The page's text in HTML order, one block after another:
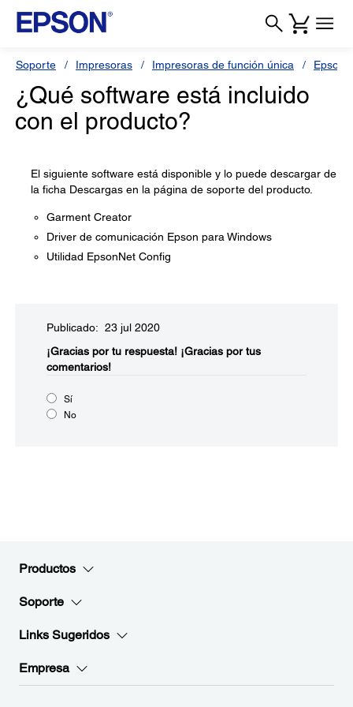
Soporte Impresoras Impresoras de función única Epson
¿Qué software está incluido
con el producto?
El siguiente software está disponible y lo puede descargar de
la ficha Descargas en la página de soporte del producto.
Garment Creator
Driver de comunicación Epson para Windows
Utilidad EpsonNet Config
Publicado: 23 jul 2020
¡Gracias por tu respuesta! ¡Gracias por tus
comentarios!
Sí
No
Productos
Soporte
Links Sugeridos
Empresa